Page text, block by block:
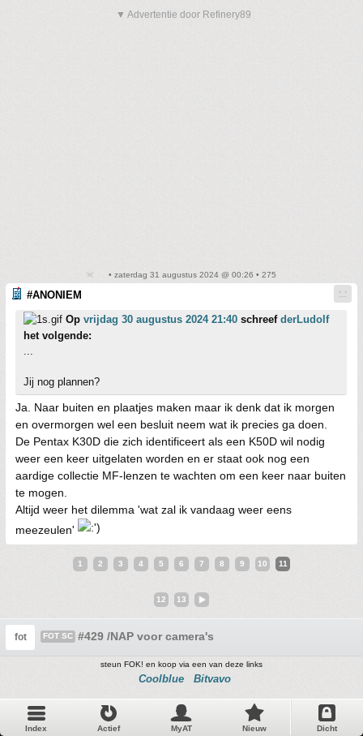
▼ Advertentie door Refinery89
• zaterdag 31 augustus 2024 @ 00:26 • 275
#ANONIEM
Op vrijdag 30 augustus 2024 21:40 schreef derLudolf
het volgende:
...
Jij nog plannen?
Ja. Naar buiten en plaatjes maken maar ik denk dat ik morgen
en overmorgen wel een besluit neem wat ik precies ga doen.
De Pentax K30D die zich identificeert als een K50D wil nodig
weer een keer uitgelaten worden en er staat ook nog een
aardige collectie MF-lenzen te wachten om een keer naar buiten
te mogen.
Altijd weer het dilemma 'wat zal ik vandaag weer eens
meezeulen'
1 2 3 4 5 6 7 8 9 10 11
12 13
fot FOT SC #429 /NAP voor camera's
steun FOK! en koop via een van deze links
Coolblue Bitvavo
Index Actief MyAT Nieuw Dicht